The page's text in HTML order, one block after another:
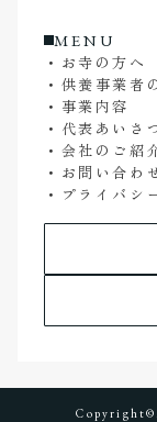
MENU
・お寺の方へ
・供養事業者
・事業内容
・代表あいさ
・会社のご紹
・お問い合わ
・プライバシ